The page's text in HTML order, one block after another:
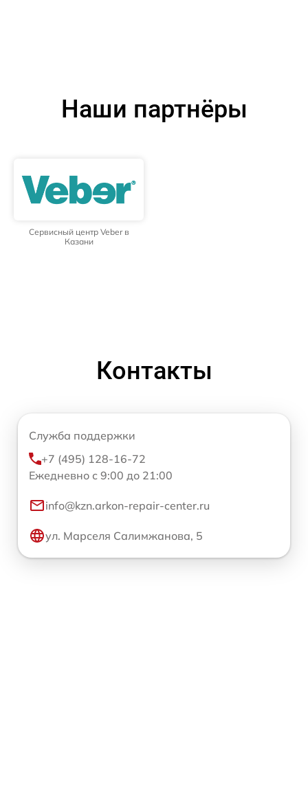
Наши партнёры
Сервисный центр Veber в
Казани
Контакты
Служба поддержки
+7 (495) 128-16-72
Ежедневно с 9:00 до 21:00
info@kzn.arkon-repair-center.ru
ул. Марселя Салимжанова, 5